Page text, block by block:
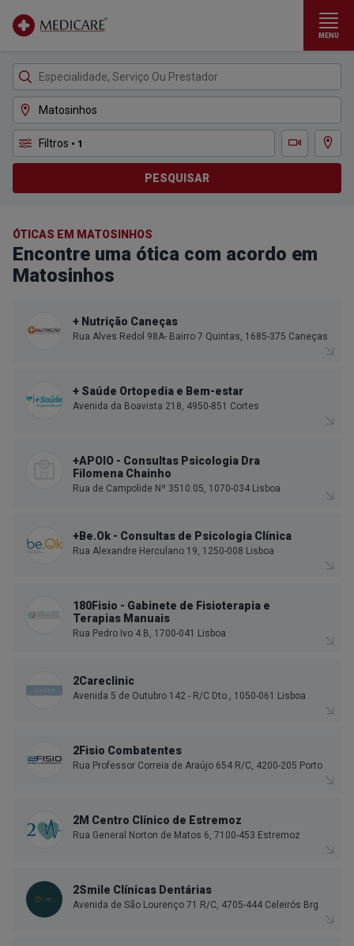
MENU
Filtros • 1
Teleconsulta
Ver
PESQUISAR
ÓTICAS EM MATOSINHOS
Encontre uma ótica com acordo em
Matosinhos
+ Nutrição Caneças
Rua Alves Redol 98A- Bairro 7 Quintas, 1685-375 Caneças
+ Saúde Ortopedia e Bem-estar
Avenida da Boavista 218, 4950-851 Cortes
+APOIO - Consultas Psicologia Dra
Filomena Chainho
Rua de Campolide Nº 3510.05, 1070-034 Lisboa
+Be.Ok - Consultas de Psicologia Clínica
Rua Alexandre Herculano 19, 1250-008 Lisboa
180Fisio - Gabinete de Fisioterapia e
Terapias Manuais
Rua Pedro Ivo 4 B, 1700-041 Lisboa
2Careclinic
Avenida 5 de Outubro 142 - R/C Dto., 1050-061 Lisboa
2Fisio Combatentes
Rua Professor Correia de Araújo 654 R/C, 4200-205 Porto
2M Centro Clínico de Estremoz
Rua General Norton de Matos 6, 7100-453 Estremoz
2Smile Clínicas Dentárias
Avenida de São Lourenço 71 R/C, 4705-444 Celeirós Brg